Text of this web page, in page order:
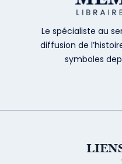
Le spécialiste au
diffusion de
symboles